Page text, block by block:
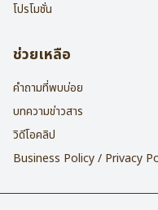
โปรโมชั่น
ช่วยเหลือ
คำถามที่พบบ่อย
บทความข่าวสาร
วิดีโอคลิป
Business Policy / Privacy